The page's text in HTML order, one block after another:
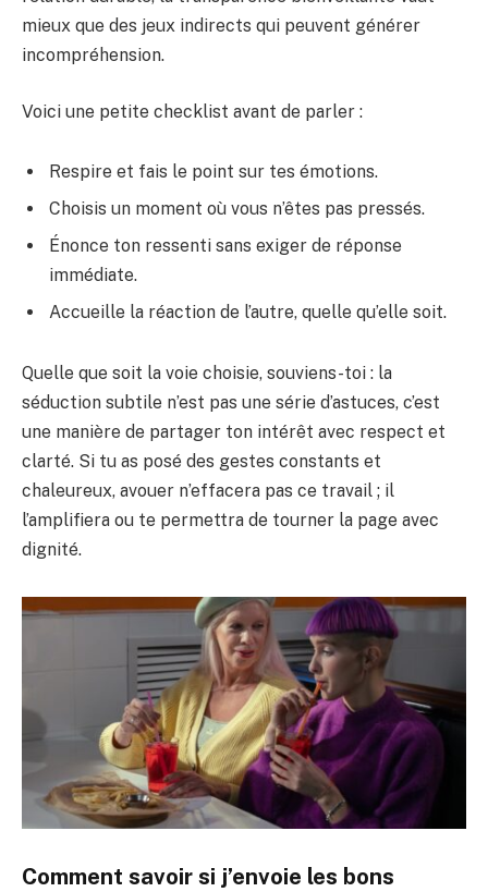
mieux que des jeux indirects qui peuvent générer
incompréhension.
Voici une petite checklist avant de parler :
Respire et fais le point sur tes émotions.
Choisis un moment où vous n’êtes pas pressés.
Énonce ton ressenti sans exiger de réponse
immédiate.
Accueille la réaction de l’autre, quelle qu’elle soit.
Quelle que soit la voie choisie, souviens-toi : la
séduction subtile n’est pas une série d’astuces, c’est
une manière de partager ton intérêt avec respect et
clarté. Si tu as posé des gestes constants et
chaleureux, avouer n’effacera pas ce travail ; il
l’amplifiera ou te permettra de tourner la page avec
dignité.
Comment savoir si j’envoie les bons